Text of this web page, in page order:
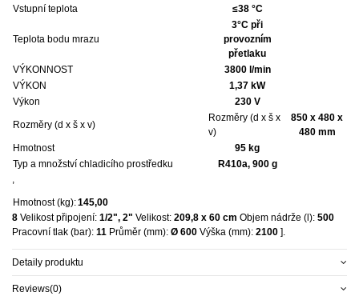
Vstupní teplota
≤38 °C
Teplota bodu mrazu
3°C při
provozním
přetlaku
VÝKONNOST
3800 l/min
VÝKON
1,37 kW
Výkon
230 V
Rozměry (d x š x v)
Rozměry (d x š x
v)
850 x 480 x
480 mm
Hmotnost
95 kg
Typ a množství chladicího prostředku
R410a, 900 g
,
Hmotnost (kg):145,00
8 Velikost připojení: 1/2", 2" Velikost: 209,8 x 60 cm Objem nádrže (l): 500
Pracovní tlak (bar): 11 Průměr (mm): Ø 600 Výška (mm): 2100 ].
Detaily produktu
Reviews(0)